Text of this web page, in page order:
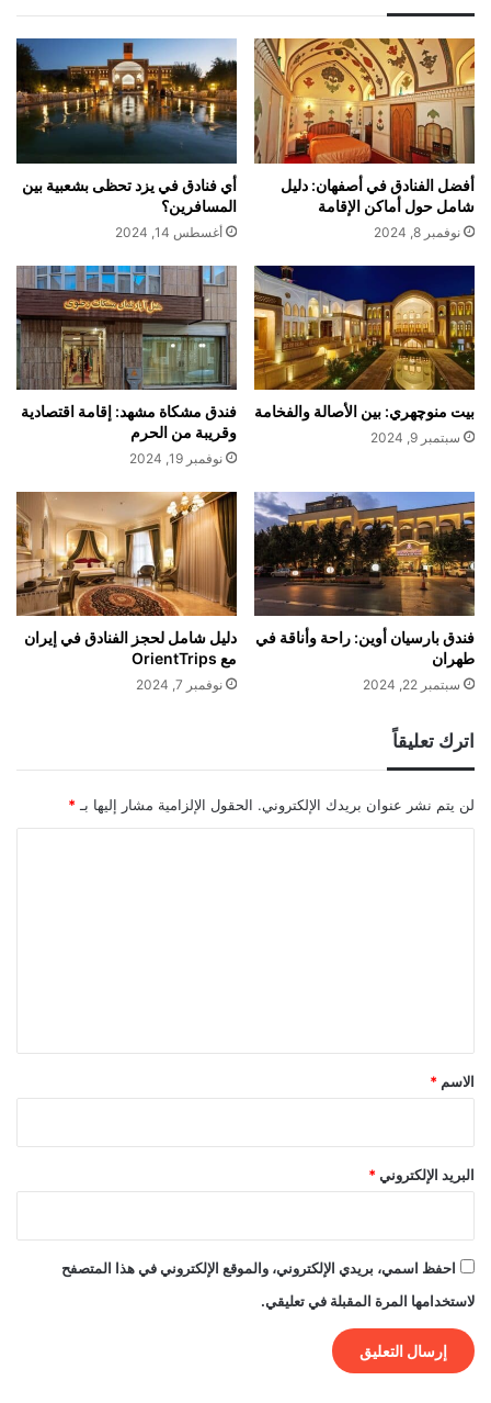
أفضل الفنادق في أصفهان: دليل
شامل حول أماكن الإقامة
نوفمبر 8, 2024
أي فنادق في يزد تحظى بشعبية بين
المسافرين؟
أغسطس 14, 2024
بيت منوچهري: بين الأصالة والفخامة
سبتمبر 9, 2024
فندق مشكاة مشهد: إقامة اقتصادية
وقريبة من الحرم
نوفمبر 19, 2024
فندق بارسيان أوين: راحة وأناقة في
طهران
سبتمبر 22, 2024
دليل شامل لحجز الفنادق في إيران
مع OrientTrips
نوفمبر 7, 2024
اترك تعليقاً
لن يتم نشر عنوان بريدك الإلكتروني. الحقول الإلزامية مشار إليها بـ *
*
الاسم *
البريد الإلكتروني *
احفظ اسمي، بريدي الإلكتروني، والموقع الإلكتروني في هذا المتصفح
لاستخدامها المرة المقبلة في تعليقي.